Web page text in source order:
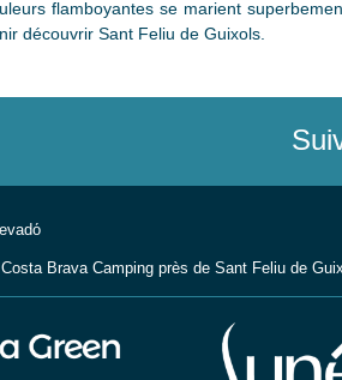
flamboyantes se marient
découvrir Sant Feliu de Guixols.
Costa Brava Camping près de Sant Feliu de